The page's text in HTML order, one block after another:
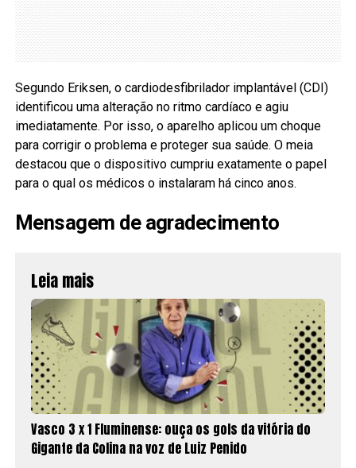
Segundo Eriksen, o cardiodesfibrilador implantável (CDI)
identificou uma alteração no ritmo cardíaco e agiu
imediatamente. Por isso, o aparelho aplicou um choque
para corrigir o problema e proteger sua saúde. O meia
destacou que o dispositivo cumpriu exatamente o papel
para o qual os médicos o instalaram há cinco anos.
Mensagem de agradecimento
Leia mais
Vasco 3 x 1 Fluminense: ouça os gols da vitória do
Gigante da Colina na voz de Luiz Penido